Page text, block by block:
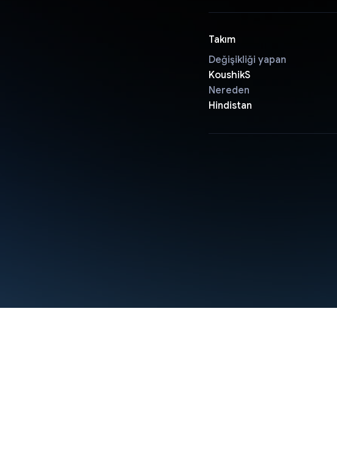
Takım
Değişikliği yapan
KoushikS
Nereden
Hindistan